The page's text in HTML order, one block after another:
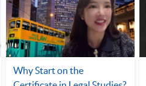
Why Start on the